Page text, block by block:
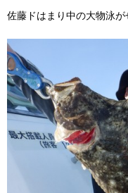
佐藤ドはまり中の大物泳が